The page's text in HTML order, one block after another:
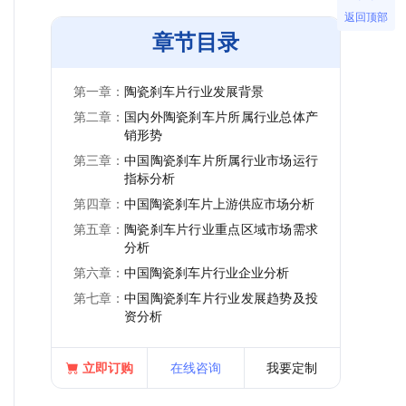
章节目录
第一章： 陶瓷刹车片行业发展背景
第二章： 国内外陶瓷刹车片所属行业总体产
销形势
第三章： 中国陶瓷刹车片所属行业市场运行
指标分析
第四章： 中国陶瓷刹车片上游供应市场分析
第五章： 陶瓷刹车片行业重点区域市场需求
分析
第六章： 中国陶瓷刹车片行业企业分析
第七章： 中国陶瓷刹车片行业发展趋势及投
资分析
立即订购 在线咨询 我要定制
返回顶部